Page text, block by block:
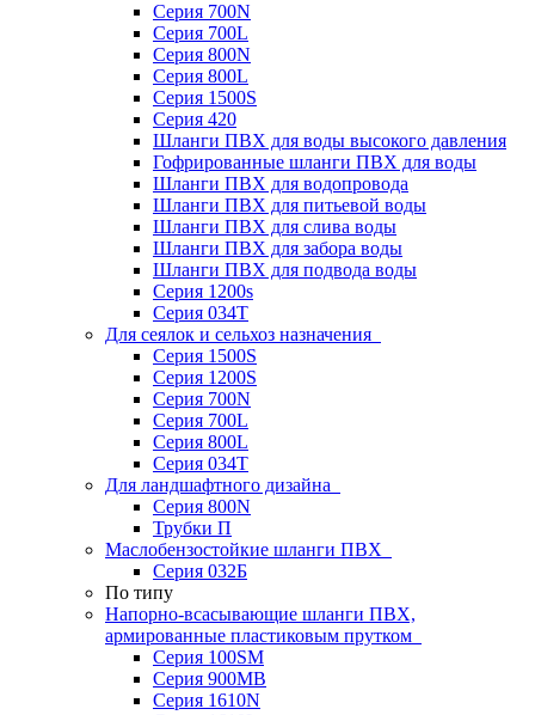
Серия 700N
Серия 700L
Серия 800N
Серия 800L
Серия 1500S
Серия 420
Шланги ПВХ для воды высокого давления
Гофрированные шланги ПВХ для воды
Шланги ПВХ для водопровода
Шланги ПВХ для питьевой воды
Шланги ПВХ для слива воды
Шланги ПВХ для забора воды
Шланги ПВХ для подвода воды
Серия 1200s
Серия 034Т
Для сеялок и сельхоз назначения
Серия 1500S
Серия 1200S
Серия 700N
Серия 700L
Серия 800L
Серия 034T
Для ландшафтного дизайна
Серия 800N
Трубки П
Маслобензостойкие шланги ПВХ
Серия 032Б
По типу
Напорно-всасывающие шланги ПВХ,
армированные пластиковым прутком
Серия 100SM
Серия 900MB
Серия 1610N